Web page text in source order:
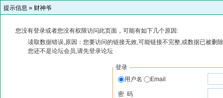
提示信息 » 财神爷
您没有登录或者您没有权限访问此页面，可能有如下几个原因:
读取数据错误,原因：您要访问的链接无效,可能链接不完整,或数据已被删
您还不是论坛会员,请先登录论坛
登录
用户名
Email
密 码